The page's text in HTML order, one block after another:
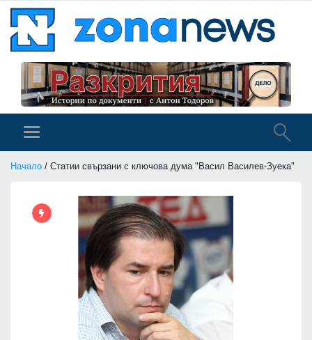
Начало / Статии свързани с ключова дума "Васил Василев-Зуека"